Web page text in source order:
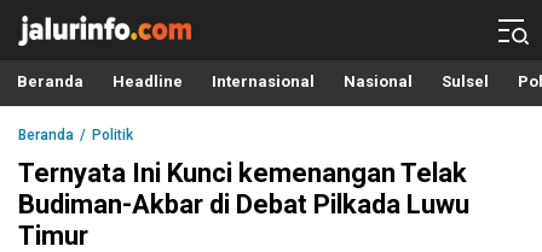
Info Terbaru, Berita Terkini Hari Ini, Jalurinfo.com
Terkini, Akurat dan Terpercaya
Beranda Headline Internasional Nasional Sulsel
Beranda Politik
Ternyata Ini Kunci kemenangan Telak
Budiman-Akbar di Debat Pilkada Luwu
Timur